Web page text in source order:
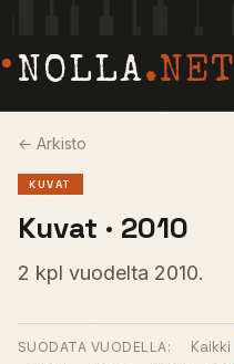
NOLLA.NET
← Arkisto
KUVAT
Kuvat · 2010
2 kpl vuodelta 2010.
SUODATA VUODELLA: Kaikki